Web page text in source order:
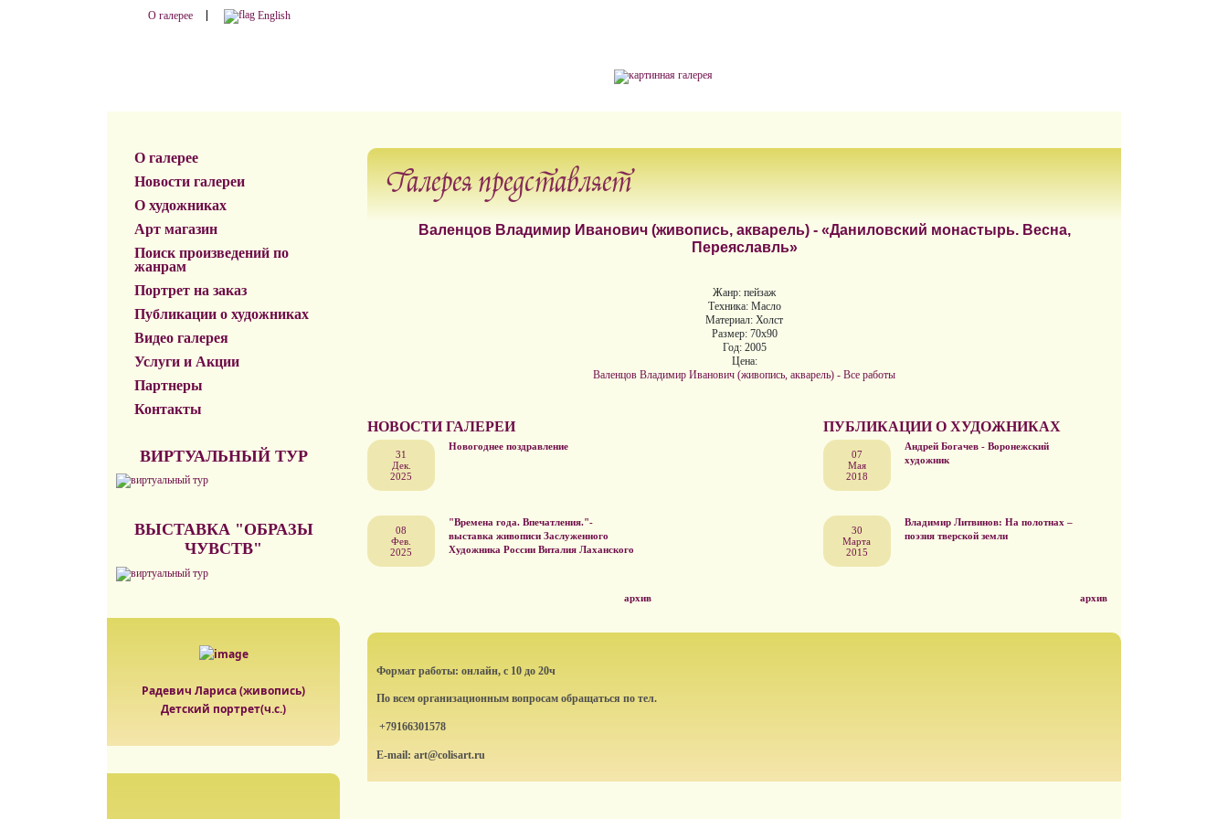
О галерее English
О галерее
Новости галереи
О художниках
Арт магазин
Поиск произведений по
жанрам
Портрет на заказ
Публикации о художниках
Видео галерея
Услуги и Акции
Партнеры
Контакты
ВИРТУАЛЬНЫЙ ТУР
ВЫСТАВКА "ОБРАЗЫ
ЧУВСТВ"
Радевич Лариса (живопись)
Детский портрет(ч.с.)
Галерея представляет
Валенцов Владимир Иванович (живопись, акварель) - «Даниловский монастырь. Весна,
Переяславль»
Жанр: пейзаж
Техника: Масло
Материал: Холст
Размер: 70х90
Год: 2005
Цена:
Валенцов Владимир Иванович (живопись, акварель) - Все работы
НОВОСТИ ГАЛЕРЕИ
31
Дек.
2025
Новогоднее поздравление
08
Фев.
2025
"Времена года. Впечатления."-
выставка живописи Заслуженного
Художника России Виталия Лаханского
архив
ПУБЛИКАЦИИ О ХУДОЖНИКАХ
07
Мая
2018
Андрей Богачев - Воронежский
художник
30
Марта
2015
Владимир Литвинов: На полотнах –
поэзия тверской земли
архив
Формат работы: онлайн, с 10 до 20ч
По всем организационным вопросам обращаться по тел.
+79166301578
E-mail: art@colisart.ru